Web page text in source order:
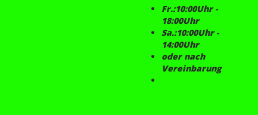
Fr.:10:00Uhr -
18:00Uhr
Sa.:10:00Uhr -
14:00Uhr
oder nach
Vereinbarung